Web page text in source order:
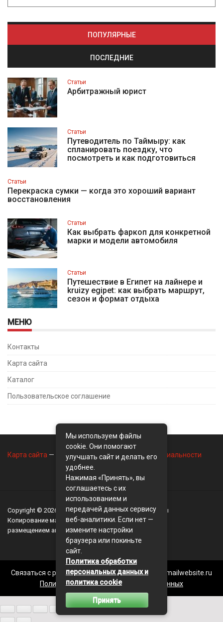
ПОПУЛЯРНЫЕ
ПОСЛЕДНИЕ
Статьи
Арбитражный юрист
Статьи
Путеводитель по Таймыру: как
спланировать поездку, что
посмотреть и как подготовиться
Статьи
Перекраска сумки — когда это хороший вариант
восстановления
Статьи
Как выбрать фаркоп для конкретной
марки и модели автомобиля
Статьи
Путешествие в Египет на лайнере и
kruizy egipet: как выбрать маршрут,
сезон и формат отдыха
МЕНЮ
Контакты
Карта сайта
Каталог
Пользовательское соглашение
Карта сайта — Контакты— Политика конфиденциальности
Copyright © 2026 BusinessMix- Экономика и финансы
Копирование материалов разрешается, только с
размещением активной ссылки на сайтBusinessMix
Связаться с редакцией сайта: businessmix.ru@mailwebsite.ru
Политика обработки персональных данных
Мы используем файлы
cookie. Они помогают
улучшать сайт и делать его
удобнее.
Нажимая «Принять», вы
соглашаетесь с их
использованием и
передачей данных сервису
веб-аналитики. Если нет —
измените настройки
браузера или покиньте
сайт.
Политика обработки
персональных данных и
политика cookie
Принять